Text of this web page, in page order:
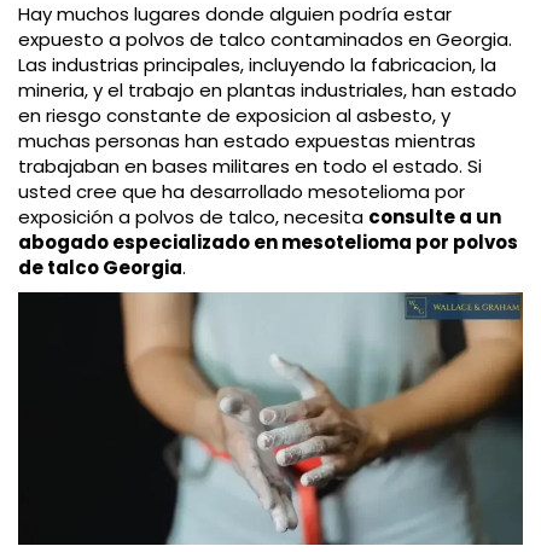
Hay muchos lugares donde alguien podría estar
expuesto a polvos de talco contaminados en Georgia.
Las industrias principales, incluyendo la fabricacion, la
mineria, y el trabajo en plantas industriales, han estado
en riesgo constante de exposicion al asbesto, y
muchas personas han estado expuestas mientras
trabajaban en bases militares en todo el estado. Si
usted cree que ha desarrollado mesotelioma por
exposición a polvos de talco, necesita consulte a un
abogado especializado en mesotelioma por polvos
de talco Georgia.